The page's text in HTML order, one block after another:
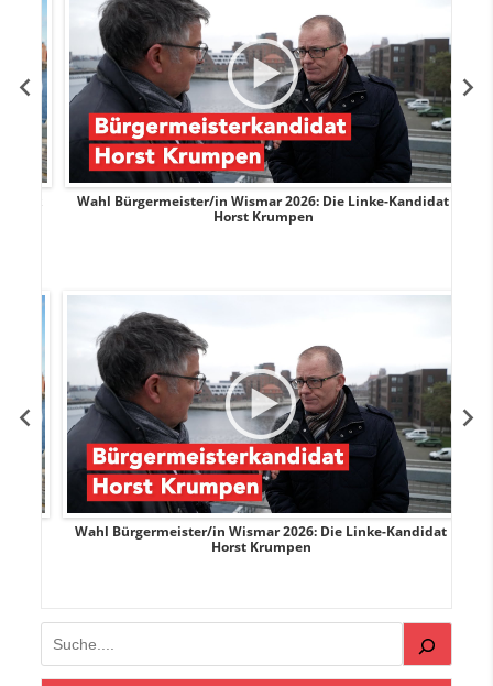
Wahl Bürgermeister/in Wismar 2026: Die Linke-Kandidat
Horst Krumpen
Wahl Bürgermeister/in Wismar 2026: Die Linke-Kandidat
Horst Krumpen
Suchen